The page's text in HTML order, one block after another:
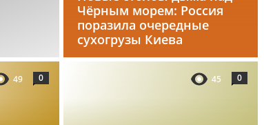
Чёрным морем: Россия
поразила очередные
сухогрузы Киева
49 0 45 0